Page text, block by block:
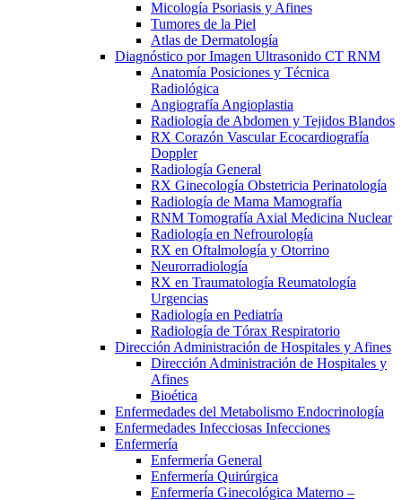
Micología Psoriasis y Afines
Tumores de la Piel
Atlas de Dermatología
Diagnóstico por Imagen Ultrasonido CT RNM
Anatomía Posiciones y Técnica
Radiológica
Angiografía Angioplastia
Radiología de Abdomen y Tejidos Blandos
RX Corazón Vascular Ecocardiografía
Doppler
Radiología General
RX Ginecología Obstetricia Perinatología
Radiología de Mama Mamografía
RNM Tomografía Axial Medicina Nuclear
Radiología en Nefrourología
RX en Oftalmología y Otorrino
Neurorradiología
RX en Traumatología Reumatología
Urgencias
Radiología en Pediatría
Radiología de Tórax Respiratorio
Dirección Administración de Hospitales y Afines
Dirección Administración de Hospitales y
Afines
Bioética
Enfermedades del Metabolismo Endocrinología
Enfermedades Infecciosas Infecciones
Enfermería
Enfermería General
Enfermería Quirúrgica
Enfermería Ginecológica Materno –